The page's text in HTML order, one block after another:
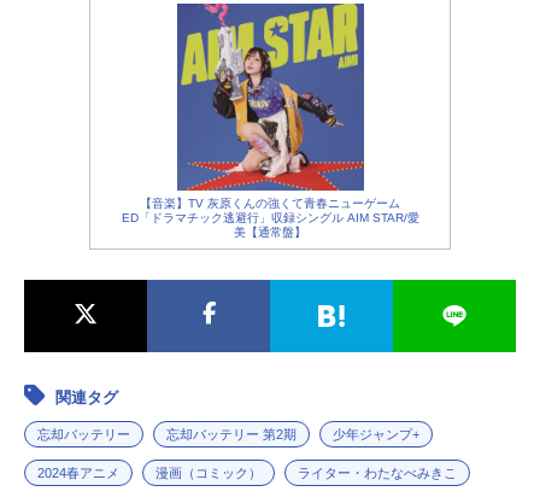
【音楽】TV 灰原くんの強くて青春ニューゲーム
ED「ドラマチック逃避行」収録シングル AIM STAR/愛
美【通常盤】
関連タグ
忘却バッテリー 忘却バッテリー 第2期 少年ジャンプ+
2024春アニメ 漫画（コミック） ライター・わたなべみきこ